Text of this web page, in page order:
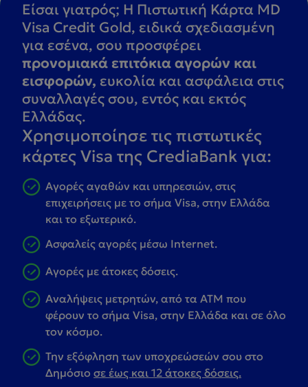
Είσαι γιατρός; H Πιστωτική Κάρτα MD
Visa Credit Gold, ειδικά σχεδιασμένη
για εσένα, σου προσφέρει
προνομιακά επιτόκια αγορών και
εισφορών, ευκολία και ασφάλεια στις
συναλλαγές σου, εντός και εκτός
Ελλάδας.
Χρησιμοποίησε τις πιστωτικές
κάρτες Visa της CrediaBank για:
Αγορές αγαθών και υπηρεσιών, στις
επιχειρήσεις με το σήμα Visa, στην Ελλάδα
και το εξωτερικό.
Ασφαλείς αγορές μέσω Internet.
Αγορές με άτοκες δόσεις.
Αναλήψεις μετρητών, από τα ΑΤΜ που
φέρουν το σήμα Visa, στην Ελλάδα και σε όλο
τον κόσμο.
Την εξόφληση των υποχρεώσεών σου στο
Δημόσιο σε έως και 12 άτοκες δόσεις.